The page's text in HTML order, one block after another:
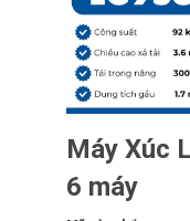
Máy Xúc
6 máy